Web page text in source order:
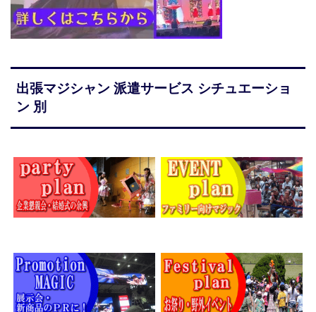
出張マジシャン 派遣サービス シチュエーショ
ン 別